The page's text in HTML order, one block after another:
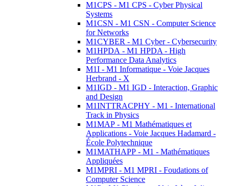
M1CPS - M1 CPS - Cyber Physical
Systems
M1CSN - M1 CSN - Computer Science
for Networks
M1CYBER - M1 Cyber - Cybersecurity
M1HPDA - M1 HPDA - High
Performance Data Analytics
M1I - M1 Informatique - Voie Jacques
Herbrand - X
M1IGD - M1 IGD - Interaction, Graphic
and Design
M1INTTRACPHY - M1 - International
Track in Physics
M1MAP - M1 Mathématiques et
Applications - Voie Jacques Hadamard -
École Polytechnique
M1MATHAPP - M1 - Mathématiques
Appliquées
M1MPRI - M1 MPRI - Foudations of
Computer Science